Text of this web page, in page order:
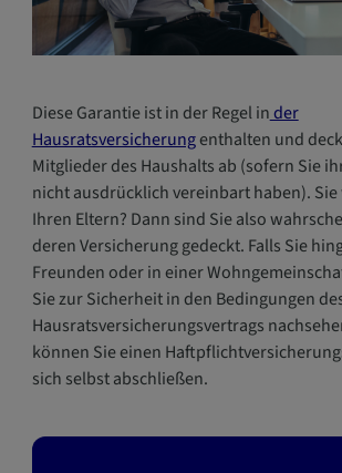
Diese Garantie ist in der Regel inder
Hausratsversicherungenthalten und
Mitglieder des Haushalts ab (sofern Sie
nicht ausdrücklich vereinbart haben).
Ihren Eltern? Dann sind Sie also
deren Versicherung gedeckt. Falls Sie
Freunden oder in einer
Sie zur Sicherheit in den Bedingungen
Hausratsversicherungsvertrags
können Sie einen
sich selbst abschließen.